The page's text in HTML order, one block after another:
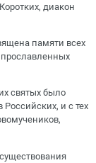
диакон
памяти всех
святых было
и с тех